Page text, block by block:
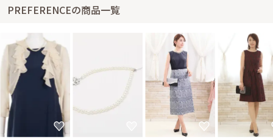
PREFERENCEの商品一覧